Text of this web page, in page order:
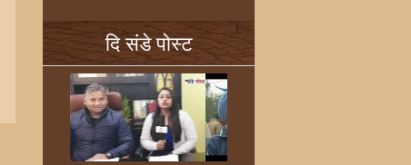
दि संडे पोस्ट